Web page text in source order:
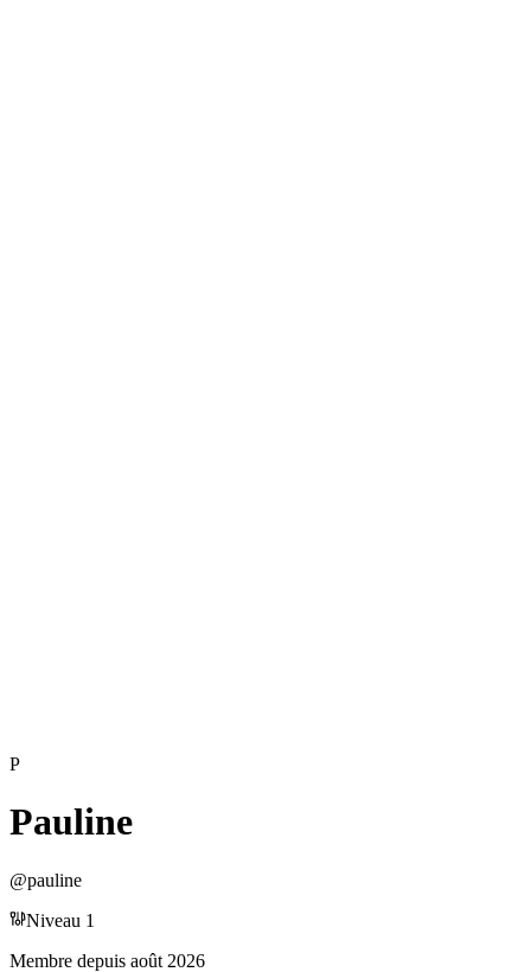
P
Pauline
@pauline
Niveau 1
Membre depuis août 2026